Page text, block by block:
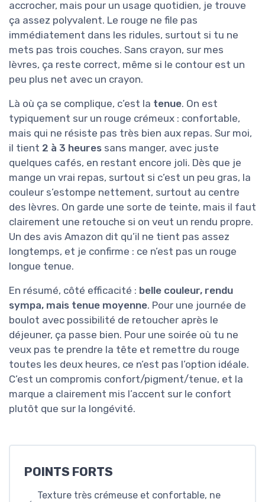
accrocher, mais pour un usage quotidien, je trouve
ça assez polyvalent. Le rouge ne file pas
immédiatement dans les ridules, surtout si tu ne
mets pas trois couches. Sans crayon, sur mes
lèvres, ça reste correct, même si le contour est un
peu plus net avec un crayon.
Là où ça se complique, c’est la tenue. On est
typiquement sur un rouge crémeux : confortable,
mais qui ne résiste pas très bien aux repas. Sur moi,
il tient 2 à 3 heures sans manger, avec juste
quelques cafés, en restant encore joli. Dès que je
mange un vrai repas, surtout si c’est un peu gras, la
couleur s’estompe nettement, surtout au centre
des lèvres. On garde une sorte de teinte, mais il faut
clairement une retouche si on veut un rendu propre.
Un des avis Amazon dit qu’il ne tient pas assez
longtemps, et je confirme : ce n’est pas un rouge
longue tenue.
En résumé, côté efficacité : belle couleur, rendu
sympa, mais tenue moyenne. Pour une journée de
boulot avec possibilité de retoucher après le
déjeuner, ça passe bien. Pour une soirée où tu ne
veux pas te prendre la tête et remettre du rouge
toutes les deux heures, ce n’est pas l’option idéale.
C’est un compromis confort/pigment/tenue, et la
marque a clairement mis l’accent sur le confort
plutôt que sur la longévité.
POINTS FORTS
Texture très crémeuse et confortable, ne